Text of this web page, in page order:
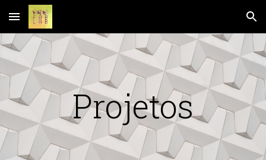
Skip to main content Skip to navigation
Projetos